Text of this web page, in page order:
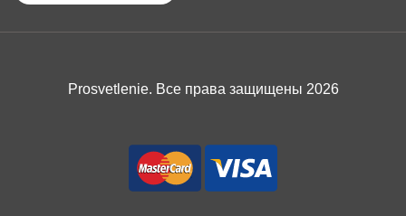
Prosvetlenie. Все права защищены 2026